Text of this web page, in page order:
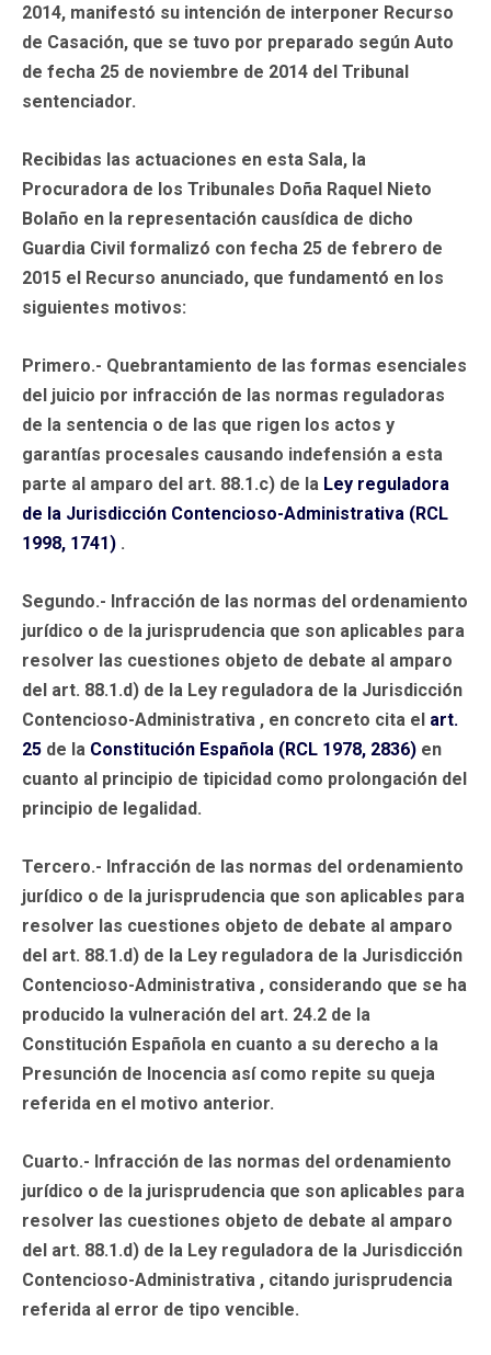
2014, manifestó su intención de interponer Recurso
de Casación, que se tuvo por preparado según Auto
de fecha 25 de noviembre de 2014 del Tribunal
sentenciador.
Recibidas las actuaciones en esta Sala, la
Procuradora de los Tribunales Doña Raquel Nieto
Bolaño en la representación causídica de dicho
Guardia Civil formalizó con fecha 25 de febrero de
2015 el Recurso anunciado, que fundamentó en los
siguientes motivos:
Primero.- Quebrantamiento de las formas esenciales
del juicio por infracción de las normas reguladoras
de la sentencia o de las que rigen los actos y
garantías procesales causando indefensión a esta
parte al amparo del art. 88.1.c) de la Ley reguladora
de la Jurisdicción Contencioso-Administrativa (RCL
1998, 1741) .
Segundo.- Infracción de las normas del ordenamiento
jurídico o de la jurisprudencia que son aplicables para
resolver las cuestiones objeto de debate al amparo
del art. 88.1.d) de la Ley reguladora de la Jurisdicción
Contencioso-Administrativa , en concreto cita el art.
25 de la Constitución Española (RCL 1978, 2836) en
cuanto al principio de tipicidad como prolongación del
principio de legalidad.
Tercero.- Infracción de las normas del ordenamiento
jurídico o de la jurisprudencia que son aplicables para
resolver las cuestiones objeto de debate al amparo
del art. 88.1.d) de la Ley reguladora de la Jurisdicción
Contencioso-Administrativa , considerando que se ha
producido la vulneración del art. 24.2 de la
Constitución Española en cuanto a su derecho a la
Presunción de Inocencia así como repite su queja
referida en el motivo anterior.
Cuarto.- Infracción de las normas del ordenamiento
jurídico o de la jurisprudencia que son aplicables para
resolver las cuestiones objeto de debate al amparo
del art. 88.1.d) de la Ley reguladora de la Jurisdicción
Contencioso-Administrativa , citando jurisprudencia
referida al error de tipo vencible.